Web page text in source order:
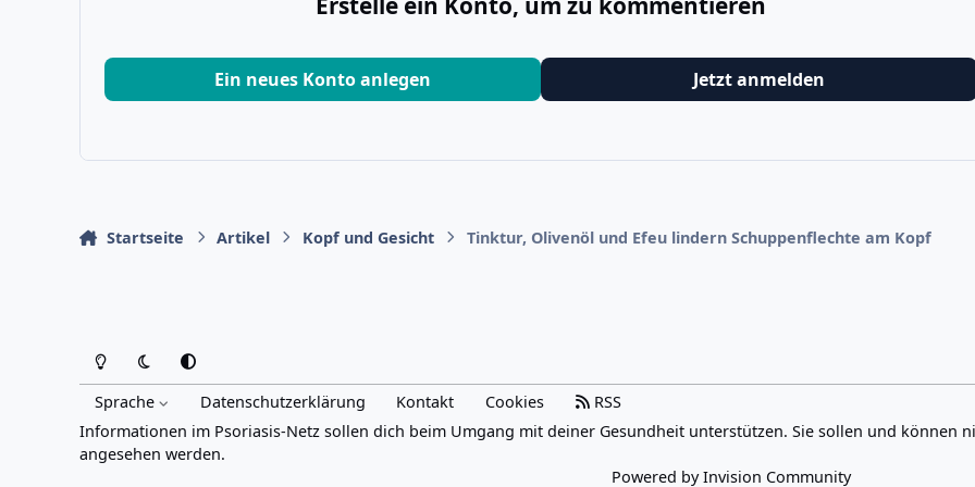
Ein neues Konto anlegen Jetzt anmelden
Startseite Artikel Kopf und Gesicht Tinktur, Olivenöl und Efeu lindern Schuppenflechte am Kopf
Heller ModusDunkler Modus
Systemeinstellung
Sprache Datenschutzerklärung Kontakt Cookies
RSS
Informationen im Psoriasis-Netz sollen dich beim Umgang mit deiner Gesundheit unterstützen. Sie sollen und können
angesehen werden.
Powered byInvision Community